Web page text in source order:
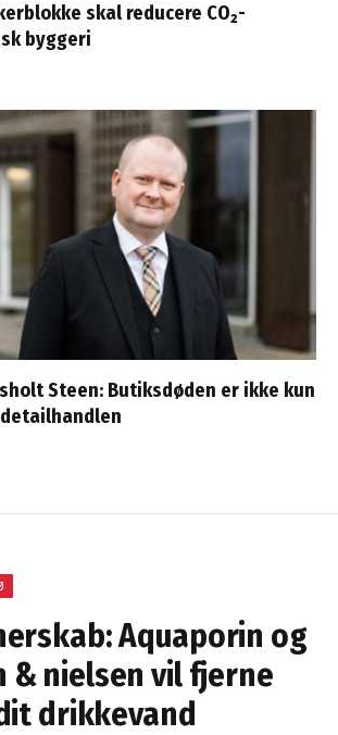
skal reducere CO₂-
byggeri
Steen: Butiksdøden er ikke kun
Aquaporin og
& nielsen vil fjerne
drikkevand